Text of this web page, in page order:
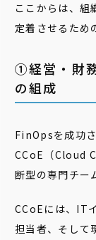
ここからは、
定着させるため
①経営・財
の組成
FinOpsを成功
CCoE（Cloud
断型の専門チー
CCoEには、IT
担当者、そして